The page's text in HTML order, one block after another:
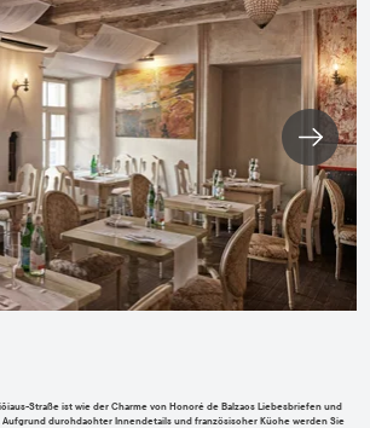
Straße ist wie der Charme von Honoré de Balzacs Liebesbriefen und
Aufgrund durchdachter Innendetails und französischer Küche werden Sie